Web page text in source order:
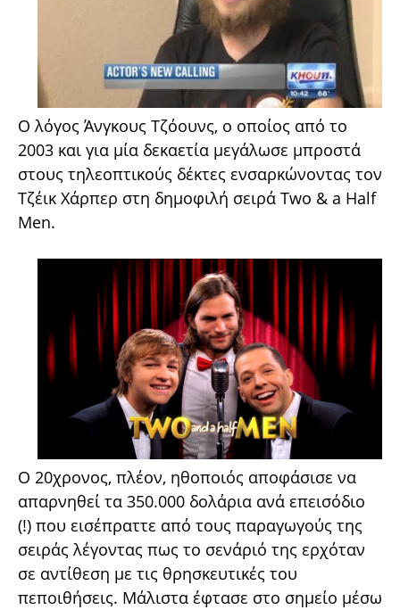
Ο λόγος Άνγκους Τζόουνς, ο οποίος από το
2003 και για μία δεκαετία μεγάλωσε μπροστά
στους τηλεοπτικούς δέκτες ενσαρκώνοντας τον
Τζέικ Χάρπερ στη δημοφιλή σειρά Two & a Half
Men.
Ο 20χρονος, πλέον, ηθοποιός αποφάσισε να
απαρνηθεί τα 350.000 δολάρια ανά επεισόδιο
(!) που εισέπραττε από τους παραγωγούς της
σειράς λέγοντας πως το σενάριό της ερχόταν
σε αντίθεση με τις θρησκευτικές του
πεποιθήσεις. Μάλιστα έφτασε στο σημείο μέσω